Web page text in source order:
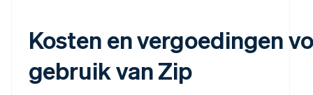
Kosten en vergoedingen
gebruik van Zip